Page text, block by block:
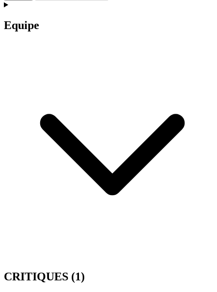
Equipe
CRITIQUES (1)